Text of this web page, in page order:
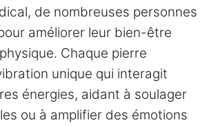
de nombreuses personnes
améliorer leur bien-être
Chaque pierre
unique qui interagit
énergies, aidant à soulager
ou à amplifier des émotions